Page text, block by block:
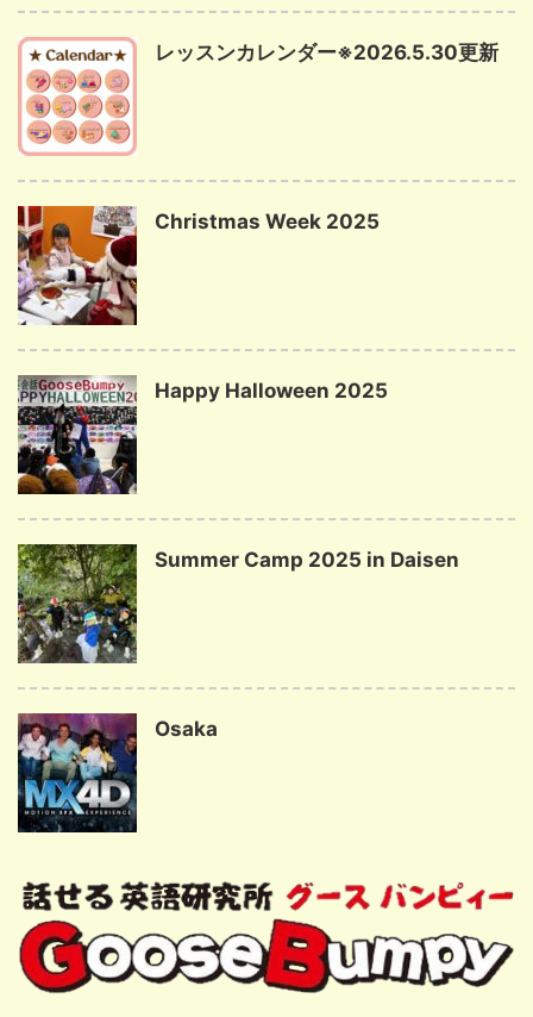
レッスンカレンダー※2026.5.30更新
Christmas Week 2025
Happy Halloween 2025
Summer Camp 2025 in Daisen
Osaka